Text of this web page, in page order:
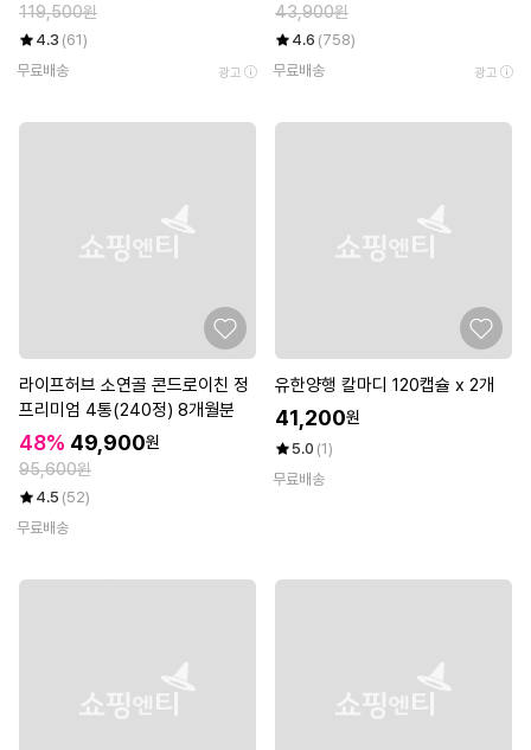
119,500원
4.3 (61)
무료배송
광고
43,900원
4.6 (758)
무료배송
광고
라이프허브 소연골 콘드로이친 정
프리미엄 4통(240정) 8개월분
48% 49,900원
95,600원
4.5 (52)
무료배송
유한양행 칼마디 120캡슐 x 2개
41,200원
5.0 (1)
무료배송